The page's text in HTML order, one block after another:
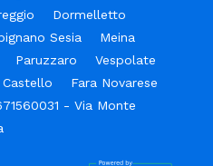
Dormelletto
Sesia
Meina
Paruzzaro
Vespolate
Fara Novarese
- Via Monte